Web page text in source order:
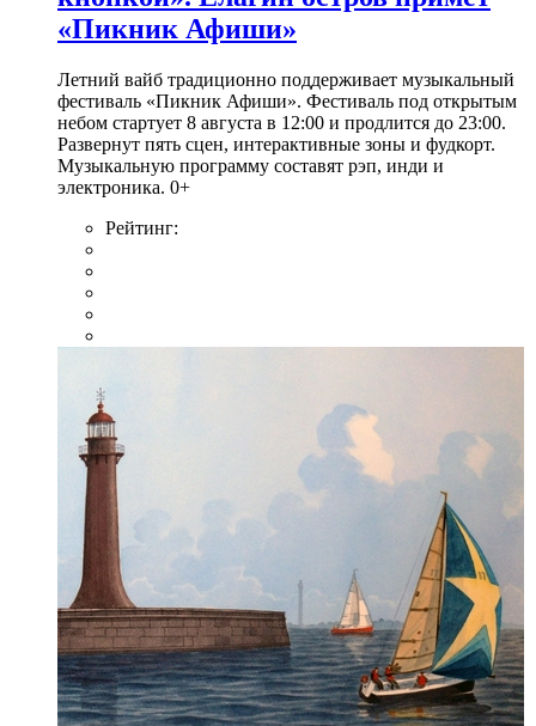
«Пикник Афиши»
Летний вайб традиционно поддерживает музыкальный
фестиваль «Пикник Афиши». Фестиваль под открытым
небом стартует 8 августа в 12:00 и продлится до 23:00.
Развернут пять сцен, интерактивные зоны и фудкорт.
Музыкальную программу составят рэп, инди и
электроника. 0+
Рейтинг: